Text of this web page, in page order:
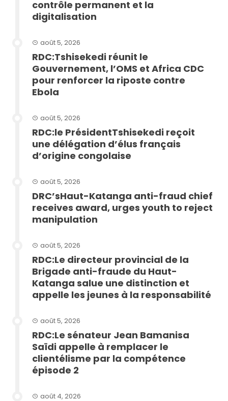
contrôle permanent et la
digitalisation
août 5, 2026
RDC:Tshisekedi réunit le
Gouvernement, l’OMS et Africa CDC
pour renforcer la riposte contre
Ebola
août 5, 2026
RDC:le PrésidentTshisekedi reçoit
une délégation d’élus français
d’origine congolaise
août 5, 2026
DRC’sHaut-Katanga anti-fraud chief
receives award, urges youth to reject
manipulation
août 5, 2026
RDC:Le directeur provincial de la
Brigade anti-fraude du Haut-
Katanga salue une distinction et
appelle les jeunes à la responsabilité
août 5, 2026
RDC:Le sénateur Jean Bamanisa
Saïdi appelle à remplacer le
clientélisme par la compétence
épisode 2
août 4, 2026